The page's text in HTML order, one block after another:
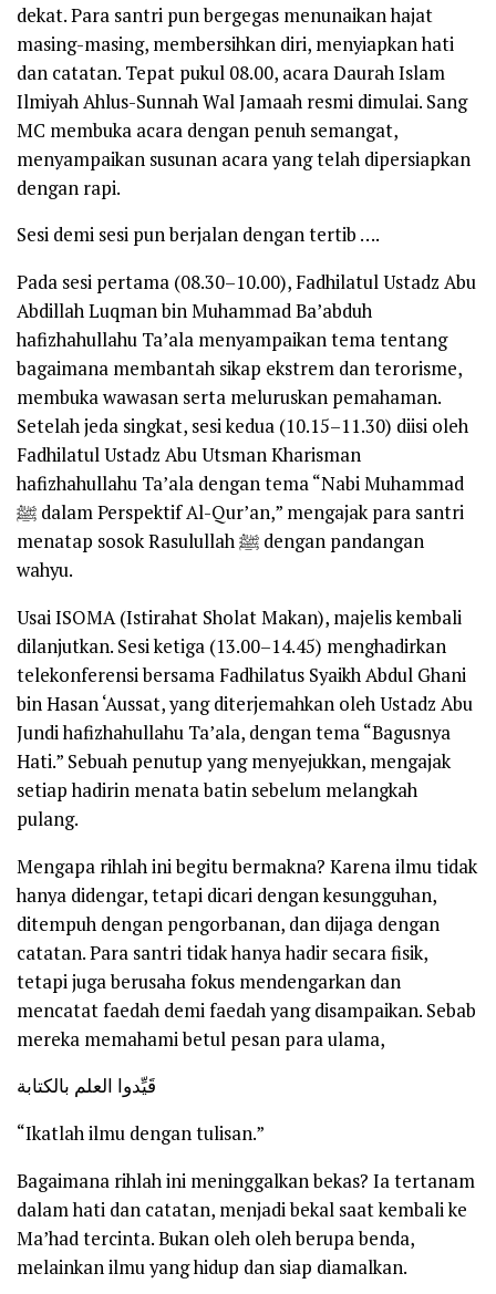
dekat. Para santri pun bergegas menunaikan hajat
masing-masing, membersihkan diri, menyiapkan hati
dan catatan. Tepat pukul 08.00, acara Daurah Islam
Ilmiyah Ahlus-Sunnah Wal Jamaah resmi dimulai. Sang
MC membuka acara dengan penuh semangat,
menyampaikan susunan acara yang telah dipersiapkan
dengan rapi.
Sesi demi sesi pun berjalan dengan tertib ….
Pada sesi pertama (08.30–10.00), Fadhilatul Ustadz Abu
Abdillah Luqman bin Muhammad Ba’abduh
hafizhahullahu Ta’ala menyampaikan tema tentang
bagaimana membantah sikap ekstrem dan terorisme,
membuka wawasan serta meluruskan pemahaman.
Setelah jeda singkat, sesi kedua (10.15–11.30) diisi oleh
Fadhilatul Ustadz Abu Utsman Kharisman
hafizhahullahu Ta’ala dengan tema “Nabi Muhammad
ﷺ dalam Perspektif Al-Qur’an,” mengajak para santri
menatap sosok Rasulullah ﷺ dengan pandangan
wahyu.
Usai ISOMA (Istirahat Sholat Makan), majelis kembali
dilanjutkan. Sesi ketiga (13.00–14.45) menghadirkan
telekonferensi bersama Fadhilatus Syaikh Abdul Ghani
bin Hasan ‘Aussat, yang diterjemahkan oleh Ustadz Abu
Jundi hafizhahullahu Ta’ala, dengan tema “Bagusnya
Hati.” Sebuah penutup yang menyejukkan, mengajak
setiap hadirin menata batin sebelum melangkah
pulang.
Mengapa rihlah ini begitu bermakna? Karena ilmu tidak
hanya didengar, tetapi dicari dengan kesungguhan,
ditempuh dengan pengorbanan, dan dijaga dengan
catatan. Para santri tidak hanya hadir secara fisik,
tetapi juga berusaha fokus mendengarkan dan
mencatat faedah demi faedah yang disampaikan. Sebab
mereka memahami betul pesan para ulama,
قَيِّدوا العلم بالكتابة
“Ikatlah ilmu dengan tulisan.”
Bagaimana rihlah ini meninggalkan bekas? Ia tertanam
dalam hati dan catatan, menjadi bekal saat kembali ke
Ma’had tercinta. Bukan oleh oleh berupa benda,
melainkan ilmu yang hidup dan siap diamalkan.